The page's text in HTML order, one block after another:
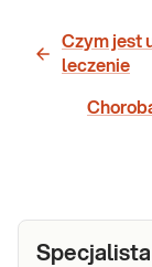
Czym jest
leczenie
Specjalista